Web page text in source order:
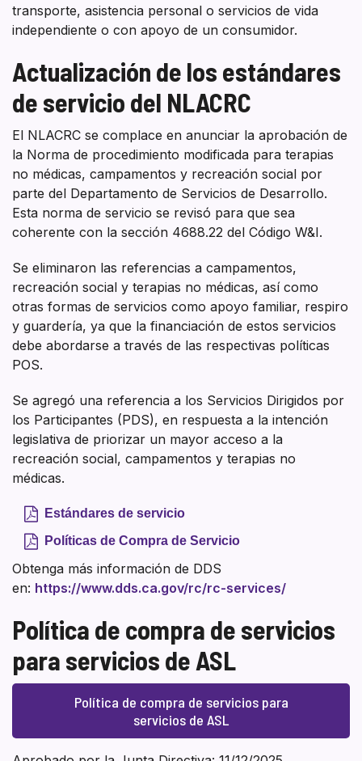
transporte, asistencia personal o servicios de vida
independiente o con apoyo de un consumidor.
Actualización de los estándares
de servicio del NLACRC
El NLACRC se complace en anunciar la aprobación de
la Norma de procedimiento modificada para terapias
no médicas, campamentos y recreación social por
parte del Departamento de Servicios de Desarrollo.
Esta norma de servicio se revisó para que sea
coherente con la sección 4688.22 del Código W&I.
Se eliminaron las referencias a campamentos,
recreación social y terapias no médicas, así como
otras formas de servicios como apoyo familiar, respiro
y guardería, ya que la financiación de estos servicios
debe abordarse a través de las respectivas políticas
POS.
Se agregó una referencia a los Servicios Dirigidos por
los Participantes (PDS), en respuesta a la intención
legislativa de priorizar un mayor acceso a la
recreación social, campamentos y terapias no
médicas.
Estándares de servicio
Políticas de Compra de Servicio
Obtenga más información de DDS
en: https://www.dds.ca.gov/rc/rc-services/
Política de compra de servicios
para servicios de ASL
Política de compra de servicios para
servicios de ASL